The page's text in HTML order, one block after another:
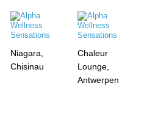
Niagara,
Chisinau
Chaleur
Lounge,
Antwerpen